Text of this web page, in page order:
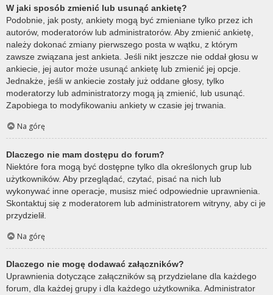
W jaki sposób zmienić lub usunąć ankietę?
Podobnie, jak posty, ankiety mogą być zmieniane tylko przez ich
autorów, moderatorów lub administratorów. Aby zmienić ankietę,
należy dokonać zmiany pierwszego posta w wątku, z którym
zawsze związana jest ankieta. Jeśli nikt jeszcze nie oddał głosu w
ankiecie, jej autor może usunąć ankietę lub zmienić jej opcje.
Jednakże, jeśli w ankiecie zostały już oddane głosy, tylko
moderatorzy lub administratorzy mogą ją zmienić, lub usunąć.
Zapobiega to modyfikowaniu ankiety w czasie jej trwania.
Na górę
Dlaczego nie mam dostępu do forum?
Niektóre fora mogą być dostępne tylko dla określonych grup lub
użytkowników. Aby przeglądać, czytać, pisać na nich lub
wykonywać inne operacje, musisz mieć odpowiednie uprawnienia.
Skontaktuj się z moderatorem lub administratorem witryny, aby ci je
przydzielił.
Na górę
Dlaczego nie mogę dodawać załączników?
Uprawnienia dotyczące załączników są przydzielane dla każdego
forum, dla każdej grupy i dla każdego użytkownika. Administrator